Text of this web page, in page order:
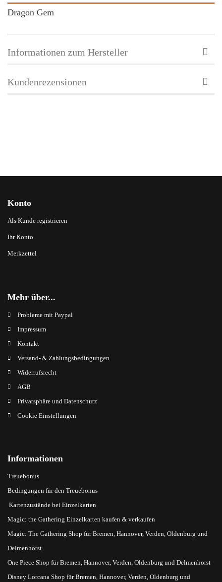
Dragon Gem
Informationen zum Hersteller
Kundenrezensionen
Konto
Als Kunde registrieren
Ihr Konto
Merkzettel
Mehr über...
Probleme mit Paypal
Impressum
Kontakt
Versand- & Zahlungsbedingungen
Widerrufsrecht
AGB
Privatsphäre und Datenschutz
Cookie Einstellungen
Informationen
Treuebonus
Bedingungen für den Treuebonus
Kartenzustände bei Einzelkarten
Magic: the Gathering Einzelkarten kaufen & verkaufen
Magic: The Gathering Shop für Bremen, Hannover, Verden, Oldenburg und
Delmenhorst
One Piece Shop für Bremen, Hannover, Verden, Oldenburg und Delmenhorst
Disney Lorcana Shop für Bremen, Hannover, Verden, Oldenburg und